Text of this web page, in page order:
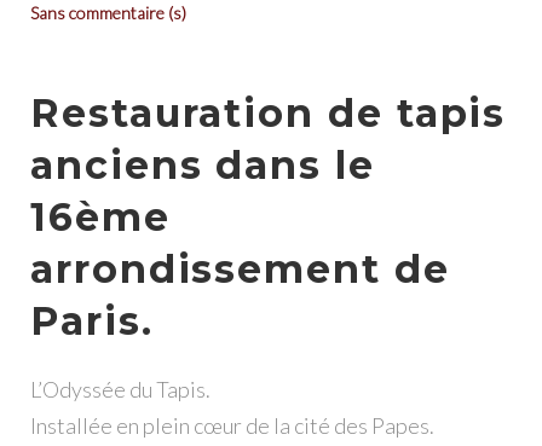
Sans commentaire (s)
Restauration de tapis
anciens dans le
16ème
arrondissement de
Paris.
L’Odyssée du Tapis.
Installée en plein cœur de la cité des Papes.